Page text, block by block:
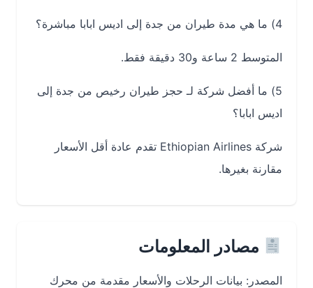
المتوسط 2 ساعة و30 دقيقة فقط.
5) ما أفضل شركة لـ حجز طيران رخيص من جدة إلى
اديس ابابا؟
شركة Ethiopian Airlines تقدم عادة أقل الأسعار
مقارنة بغيرها.
مصادر المعلومات
المصدر: بيانات الرحلات والأسعار مقدمة من محرك